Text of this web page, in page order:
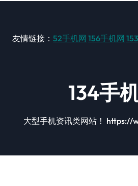
友情链接： 52手机网 156手机网
134手
大型手机资讯类网站！ https://